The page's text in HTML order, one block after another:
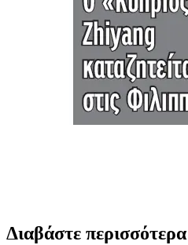
Διαβάστε περισσότερα